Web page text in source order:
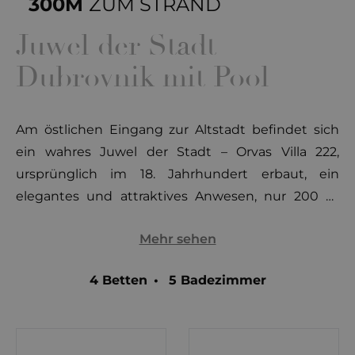
Juwel der Stadt
Dubrovnik mit Pool
Am östlichen Eingang zur Altstadt befindet sich
ein wahres Juwel der Stadt – Orvas Villa 222,
ursprünglich im 18. Jahrhundert erbaut, ein
elegantes und attraktives Anwesen, nur 200 m
Schlafzimmern, Wohn- und Essbereichen bequem
außerdem ein Fitnessraum, ein Saunabereich und
Mehr sehen
4 Betten • 5 Badezimmer